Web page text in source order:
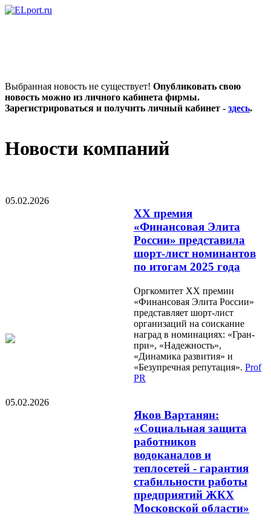
Выбранная новость не существует! Опубликовать свою
новость можно из личного кабинета фирмы.
Зарегистрироваться и получить личный кабинет - здесь.
Новости компаний
05.02.2026
XX премия
«Финансовая Элита
России» представила
шорт-лист номинантов
по итогам 2025 года
Оргкомитет XX премии
«Финансовая Элита России»
представляет шорт-лист
организаций на соискание
наград в номинациях: «Гран-
при», «Надежность»,
«Динамика развития» и
«Безупречная репутация». Prof
PR
05.02.2026
Яков Вартанян:
«Социальная защита
работников
водоканалов и
теплосетей - гарантия
стабильности работы
предприятий ЖКХ
Московской области»